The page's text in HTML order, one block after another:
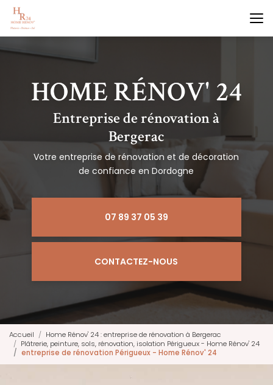
Aller
contenu
principal
Entreprise de rénovation à
Bergerac
Votre entreprise de rénovation et de décoration
de confiance en Dordogne
07 89 37 05 39
CONTACTEZ-NOUS
Accueil
Home Rénov' 24 : entreprise de rénovation à Bergerac
Plâtrerie, peinture, sols, rénovation, isolation Périgueux - Home Rénov' 24
entreprise de rénovation Périgueux - Home Rénov' 24